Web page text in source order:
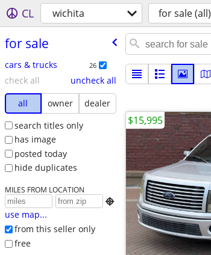
CL wichita for sale (all)
for sale
cars & trucks 26
check all
uncheck all
all
owner
dealer
search titles only
has image
posted today
hide duplicates
MILES FROM LOCATION

use map...
from this seller only
free
$15,995